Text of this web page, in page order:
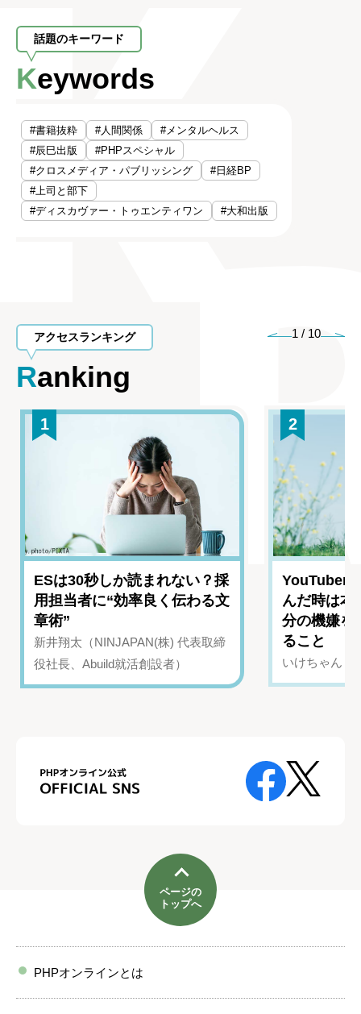
話題のキーワード
Keywords
#書籍抜粋 #人間関係
#メンタルヘルス
#辰巳出版
#PHPスペシャル
#クロスメディア・パブリッシング
#日経BP
#上司と部下
#ディスカヴァー・トゥエンティワン
#大和出版
アクセスランキング
Ranking
1 / 10
1
ESは30秒しか読まれない？採
用担当者に“効率良く伝わる文
章術”
新井翔太（NINJAPAN(株) 代表取締
役社長、Abuild就活創設者）
2
YouTuber
んだ時は
分の機嫌を
ること
いけちゃん（
ページの
トップへ
PHPオンラインとは